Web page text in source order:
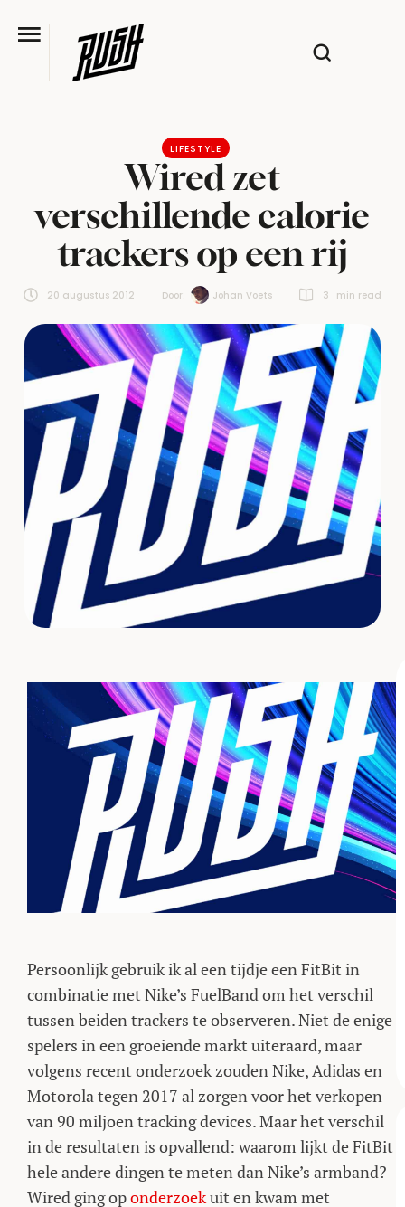
LIFESTYLE
Wired zet
verschillende calorie
trackers op een rij
20 augustus 2012 Door: Johan Voets 3 min read
Persoonlijk gebruik ik al een tijdje een FitBit in
combinatie met Nike’s FuelBand om het verschil
tussen beiden trackers te observeren. Niet de enige
spelers in een groeiende markt uiteraard, maar
volgens recent onderzoek zouden Nike, Adidas en
Motorola tegen 2017 al zorgen voor het verkopen
van 90 miljoen tracking devices. Maar het verschil
in de resultaten is opvallend: waarom lijkt de FitBit
hele andere dingen te meten dan Nike’s armband?
Wired ging oponderzoekuit en kwam met